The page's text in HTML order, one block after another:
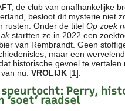
de club van onafhankelijke
besloot dit mysterie niet
rusten. Onder de titel Op zoek
startten ze in 2022 een
van Rembrandt. Geen
maar een
historische gevoel te vertalen
nu: VROLIJK [1].
speurtocht: Perry,
‘soet’ raadsel
worden
Media